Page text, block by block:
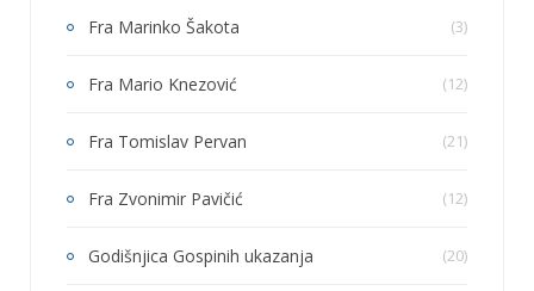
Fra Marinko Šakota (3)
Fra Mario Knezović (12)
Fra Tomislav Pervan (21)
Fra Zvonimir Pavičić (12)
Godišnjica Gospinih ukazanja (20)